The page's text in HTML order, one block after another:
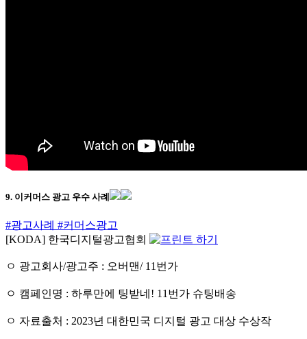
9. 이커머스 광고 우수 사례
#광고사례 #커머스광고
[KODA] 한국디지털광고협회
ㅇ 광고회사/광고주 : 오버맨/ 11번가
ㅇ 캠페인명 : 하루만에 팅받네! 11번가 슈팅배송
ㅇ 자료출처 : 2023년 대한민국 디지털 광고 대상 수상작